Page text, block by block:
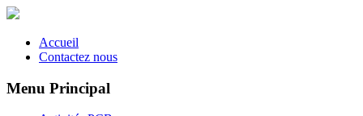
Accueil
Contactez nous
Menu Principal